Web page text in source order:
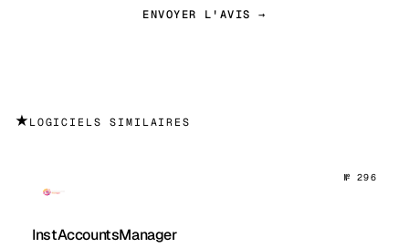
ENVOYER L'AVIS →
★ LOGICIELS SIMILAIRES
№ 296
InstAccountsManager